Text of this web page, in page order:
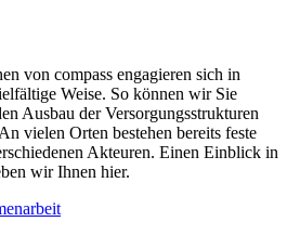
von compass engagieren sich in
Weise. So können wir Sie
Ausbau der Versorgungsstrukturen
vielen Orten bestehen bereits feste
Akteuren. Einen Einblick in
wir Ihnen hier.